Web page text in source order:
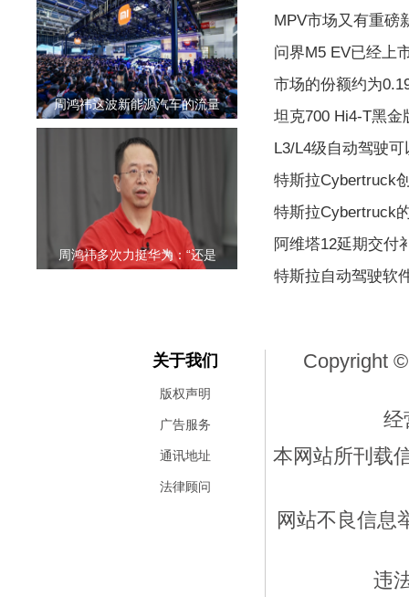
周鸿祎这波新能源汽车的流量
周鸿祎多次力挺华为：“还是
MPV市场又有重磅
问界M5 EV已经上
市场的份额约为
坦克700 Hi4-T黑
L3/L4级自动驾驶
特斯拉Cybertruck
特斯拉Cybertruck
阿维塔12延期交付
特斯拉自动驾驶软
关于我们
版权声明
广告服务
通讯地址
法律顾问
Copyright
经
本网站所刊载
网站不良信息
违